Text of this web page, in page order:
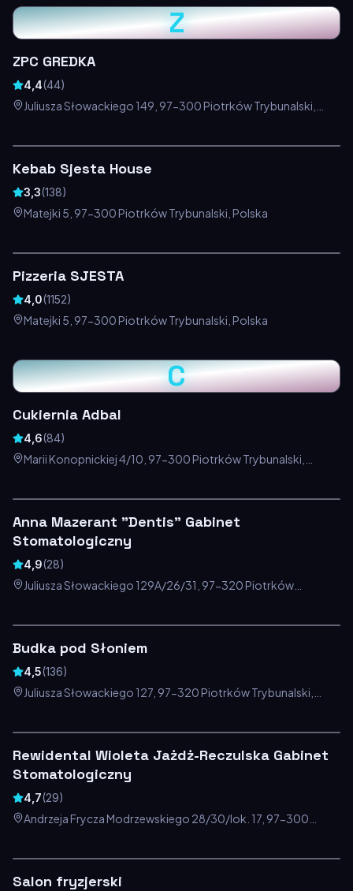
Z
ZPC GREDKA
4,4(44)
Juliusza Słowackiego 149, 97-300 Piotrków Trybunalski,
Kebab Sjesta House
3,3(138)
Matejki 5, 97-300 Piotrków Trybunalski, Polska
Pizzeria SJESTA
4,0(1152)
Matejki 5, 97-300 Piotrków Trybunalski, Polska
C
Cukiernia Adbal
4,6(84)
Marii Konopnickiej 4/10, 97-300 Piotrków Trybunalski,
Anna Mazerant "Dentis" Gabinet
Stomatologiczny
4,9(28)
Juliusza Słowackiego 129A/26/31, 97-320 Piotrków
Budka pod Słoniem
4,5(136)
Juliusza Słowackiego 127, 97-320 Piotrków Trybunalski,
Rewidental Wioleta Jażdż-Reczulska Gabinet
Stomatologiczny
4,7(29)
Andrzeja Frycza Modrzewskiego 28/30/lok. 17, 97-300
Salon fryzjerski